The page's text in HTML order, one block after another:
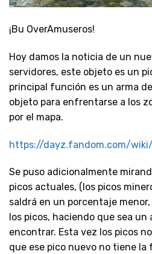
¡Bu OverAmuseros!
Hoy damos la noticia de un
servidores, este objeto es un
principal función es un arma
objeto para enfrentarse a los
por el mapa.
https://dayz.fandom.com/
Se puso adicionalmente
picos actuales, (los picos
saldrá en un porcentaje
los picos, haciendo que sea un
encontrar. Esta vez los picos
que ese pico nuevo no tiene